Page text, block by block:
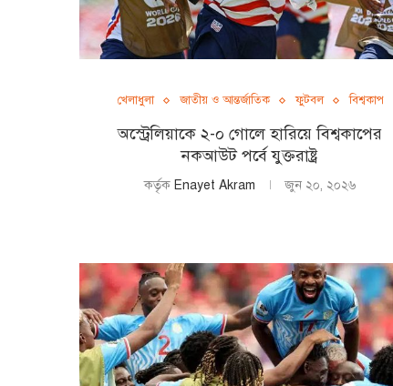
খেলাধুলা জাতীয় ও আন্তর্জাতিক ফুটবল বিশ্বকাপ
অস্ট্রেলিয়াকে ২-০ গোলে হারিয়ে বিশ্বকাপের
নকআউট পর্বে যুক্তরাষ্ট্র
কর্তৃক Enayet Akram জুন ২০, ২০২৬